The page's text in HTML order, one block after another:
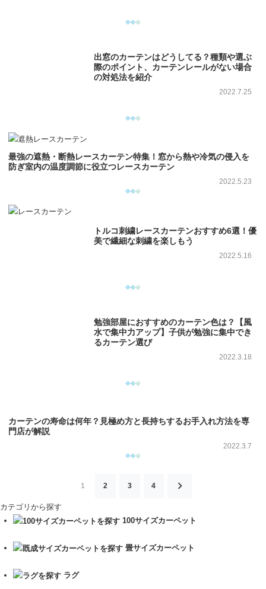
出窓のカーテンはどうしてる？種類や選ぶ
際のポイント、カーテンレールがない場合
の対処法を紹介
2022.7.25
最強の遮熱・断熱レースカーテン特集！窓から熱や冷気の侵入を
防ぎ室内の温度調節に役立つレースカーテン
2022.5.23
トルコ刺繍レースカーテンおすすめ6選！優
美で繊細な刺繍を楽しもう
2022.5.16
勉強部屋におすすめのカーテン色は？【風
水で集中力アップ】子供が勉強に集中でき
るカーテン選び
2022.3.18
カーテンの寿命は何年？見極め方と長持ちするお手入れ方法を専
門店が解説
2022.3.7
の
ー
送
1 2 3 4
カテゴリから探す
100サイズカーペット
畳サイズカーペット
ラグ